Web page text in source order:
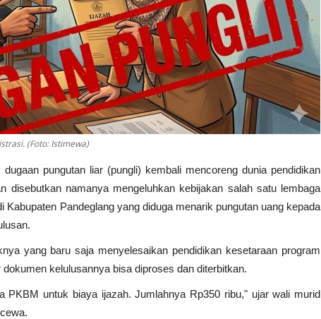
(Foto: Istimewa)
pungutan liar (pungli) kembali mencoreng dunia pendidikan
disebutkan namanya mengeluhkan kebijakan salah satu lembaga
Pandeglang yang diduga menarik pungutan uang kepada
yang baru saja menyelesaikan pendidikan kesetaraan program
kelulusannya bisa diproses dan diterbitkan.
PKBM untuk biaya ijazah. Jumlahnya Rp350 ribu," ujar wali murid